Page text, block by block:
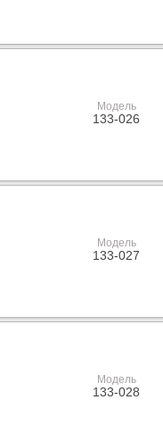
Модель
133-026
Модель
133-027
Модель
133-028